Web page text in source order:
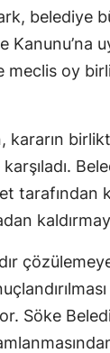
belediye
Kanunu’na
meclis oy
kararın
tarafından
Söke